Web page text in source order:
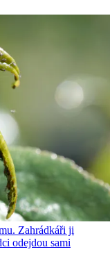
Zahrádkáři ji
odejdou sami